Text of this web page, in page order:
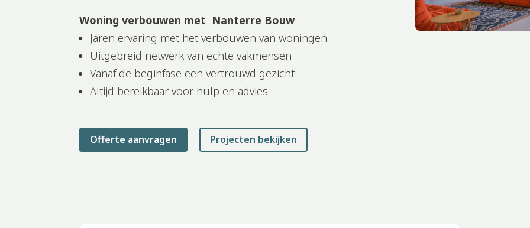
Woning verbouwen met Nanterre Bouw
Jaren ervaring met het verbouwen van woningen
Uitgebreid netwerk van echte vakmensen
Vanaf de beginfase een vertrouwd gezicht
Altijd bereikbaar voor hulp en advies
Offerte aanvragen Projecten bekijken